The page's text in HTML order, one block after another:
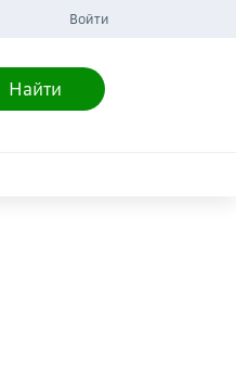
Войти
Найти